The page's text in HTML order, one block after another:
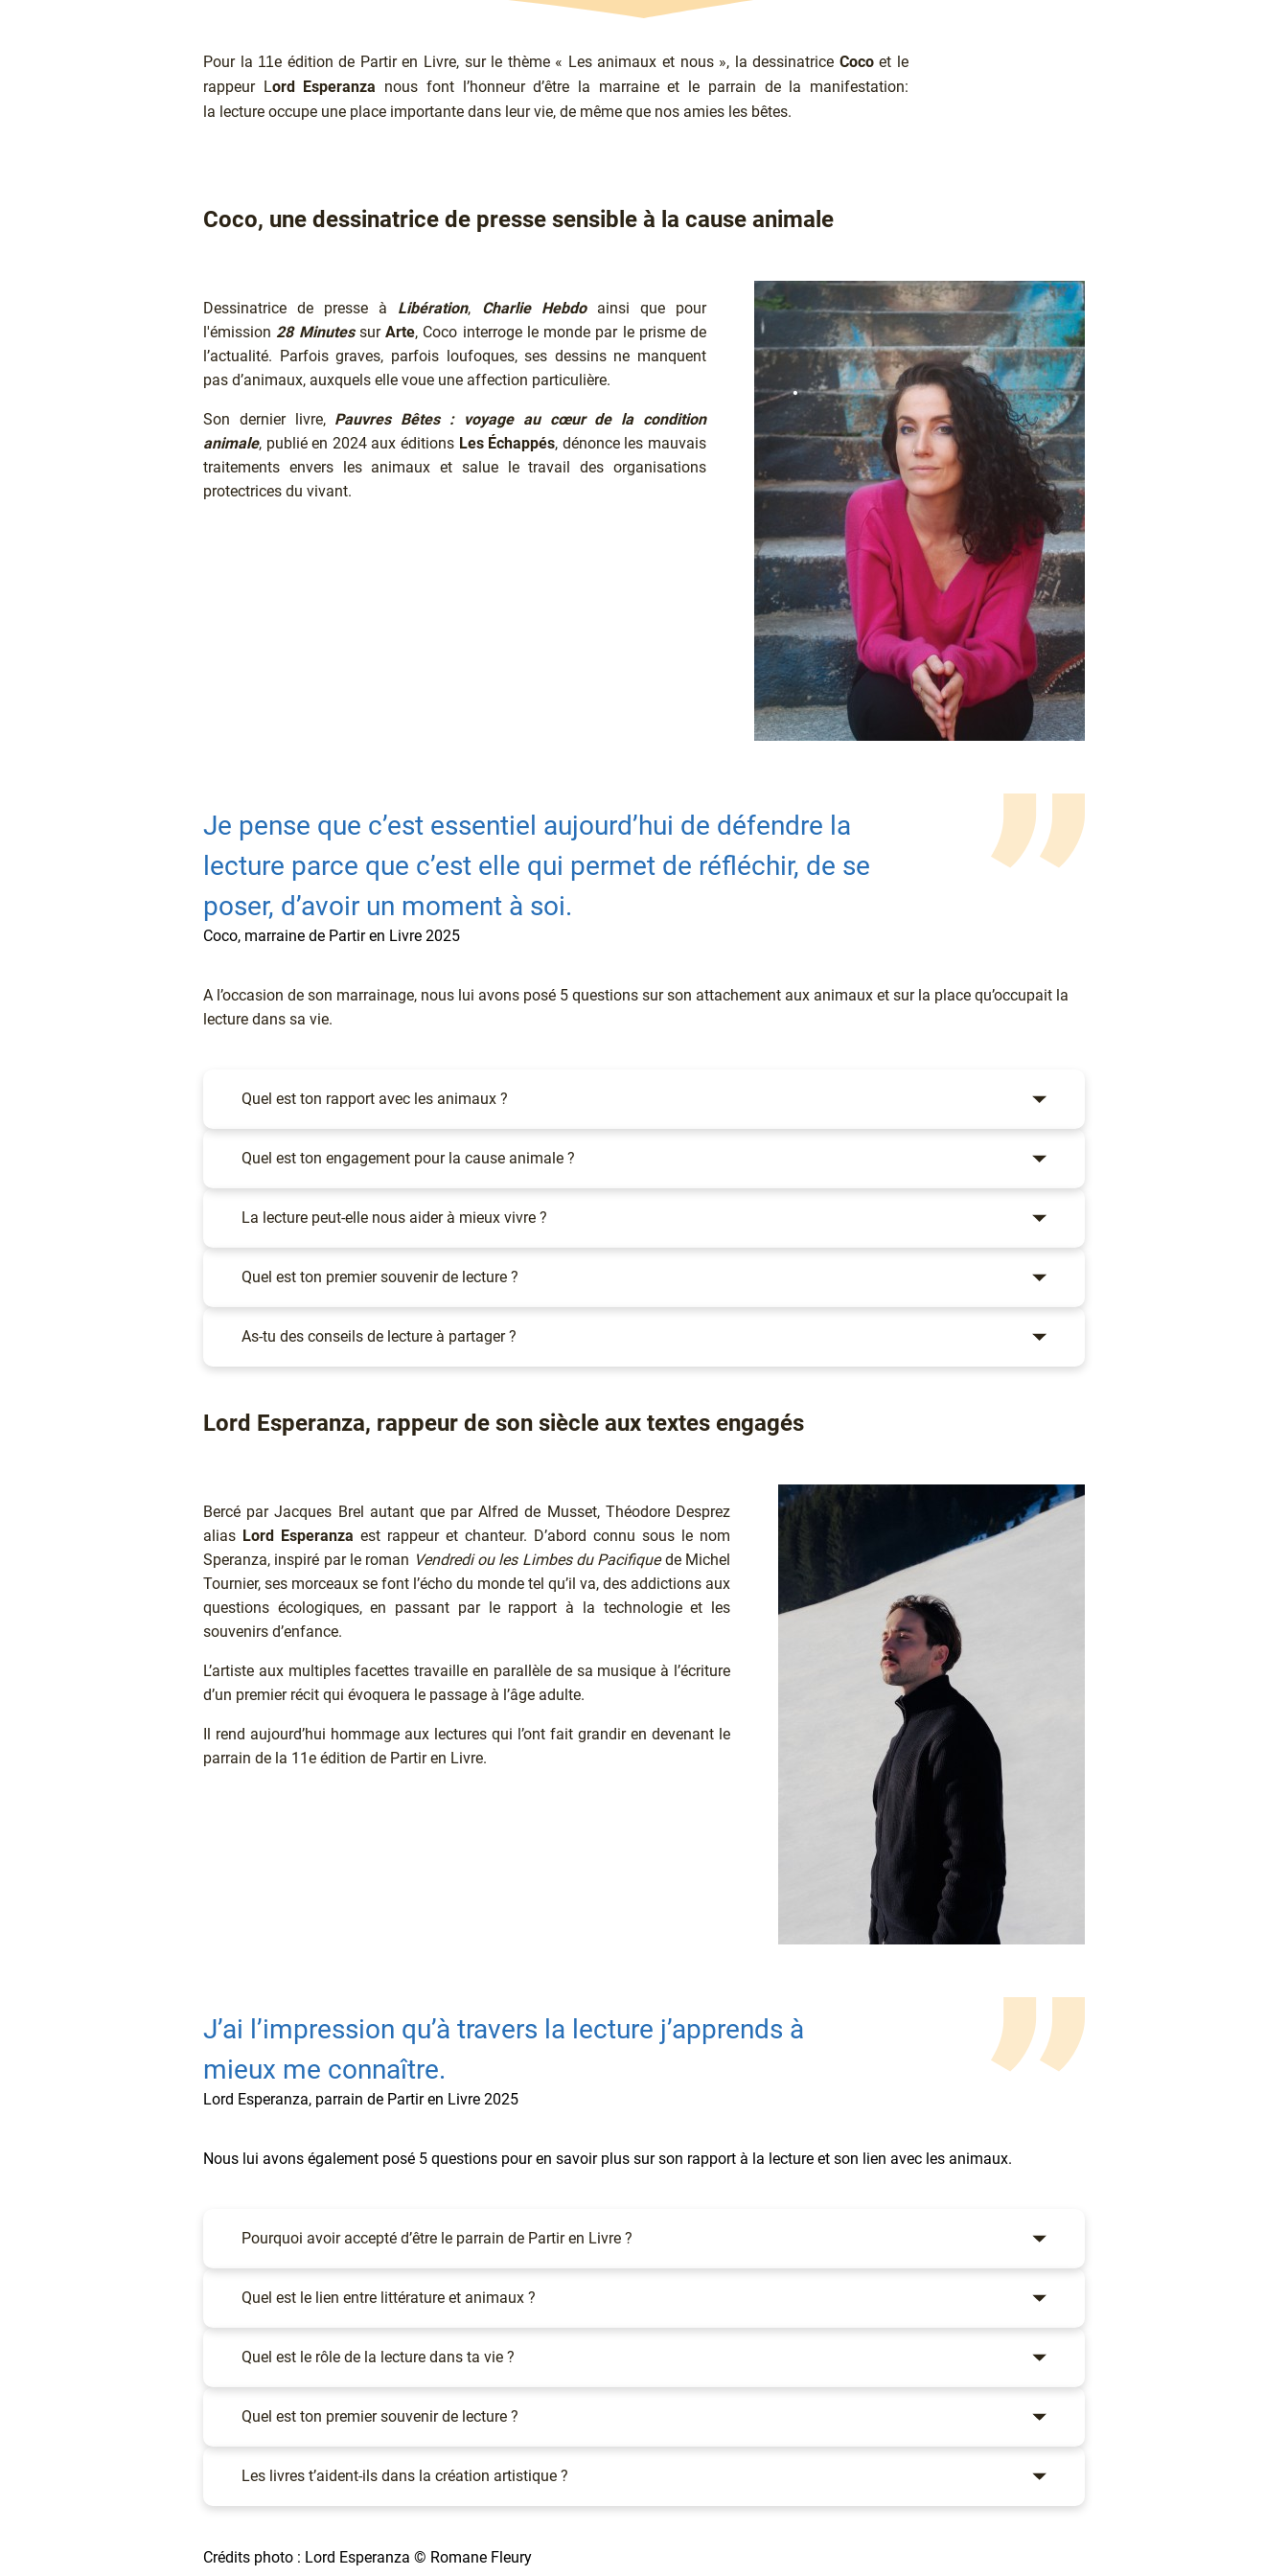
Chapô
Pour la 11e édition de Partir en Livre, sur le thème « Les animaux et nous », la dessinatrice Cocoet le
rappeur Lord Esperanza nous font l’honneur d’être la marraine et le parrain de la manifestation:
la lecture occupe une place importante dans leur vie, de même que nos amies les bêtes.
Texte
Coco, une dessinatrice de presse sensible à la cause animale
Dessinatrice de presse à Libération, Charlie Hebdoainsi que pour
l'émission 28 Minutessur Arte, Coco interroge le monde par le prisme de
l’actualité. Parfois graves, parfois loufoques, ses dessins ne manquent
pas d’animaux, auxquels elle voue une affection particulière.
Son dernier livre, Pauvres Bêtes : voyage au cœur de la condition
animale, publié en 2024 aux éditions Les Échappés, dénonce les mauvais
traitements envers les animaux et salue le travail des organisations
protectrices du vivant.
Texte
Je pense que c’est essentiel aujourd’hui de défendre la
lecture parce que c’est elle qui permet de réfléchir, de se
poser, d’avoir un moment à soi.
Titre
Coco, marraine de Partir en Livre 2025
Texte
A l’occasion de son marrainage, nous lui avons posé 5 questions sur son attachement aux animaux et sur la place qu’occupait la
lecture dans sa vie.
(Élément)Quel est ton rapport avec les animaux ?
(Élément)Quel est ton engagement pour la cause animale ?
(Élément)La lecture peut-elle nous aider à mieux vivre ?
(Élément)Quel est ton premier souvenir de lecture ?
(Élément)As-tu des conseils de lecture à partager ?
Lord Esperanza, rappeur de son siècle aux textes engagés
Bercé par Jacques Brel autant que par Alfred de Musset, Théodore Desprez
alias Lord Esperanza est rappeur et chanteur. D’abord connu sous le nom
Speranza, inspiré par le roman Vendredi ou les Limbes du Pacifiquede Michel
Tournier, ses morceaux se font l’écho du monde tel qu’il va, des addictions aux
questions écologiques, en passant par le rapport à la technologie et les
souvenirs d’enfance.
L’artiste aux multiples facettes travaille en parallèle de sa musique à l’écriture
d’un premier récit qui évoquera le passage à l’âge adulte.
Il rend aujourd’hui hommage aux lectures qui l’ont fait grandir en devenant le
parrain de la 11e édition de Partir en Livre.
Texte
J’ai l’impression qu’à travers la lecture j’apprends à
mieux me connaître.
Titre
Lord Esperanza, parrain de Partir en Livre 2025
Texte
Nous lui avons également posé 5 questions pour en savoir plus sur son rapport à la lecture et son lien avec les animaux.
(Élément)Pourquoi avoir accepté d’être le parrain de Partir en Livre ?
(Élément)Quel est le lien entre littérature et animaux ?
(Élément)Quel est le rôle de la lecture dans ta vie ?
(Élément)Quel est ton premier souvenir de lecture ?
(Élément)Les livres t’aident-ils dans la création artistique ?
Crédits photo : Lord Esperanza © Romane Fleury